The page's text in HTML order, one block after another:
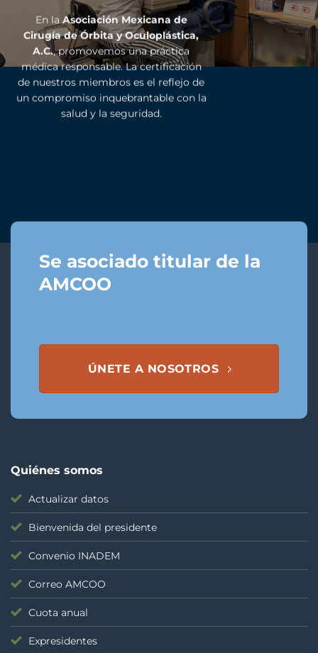
En la Asociación Mexicana de
Cirugía de Órbita y Oculoplástica,
A.C., promovemos una práctica
médica responsable. La certificación
de nuestros miembros es el reflejo de
un compromiso inquebrantable con la
salud y la seguridad.
Se asociado titular de la
AMCOO
ÚNETE A NOSOTROS
Quiénes somos
Actualizar datos
Bienvenida del presidente
Convenio INADEM
Correo AMCOO
Cuota anual
Expresidentes